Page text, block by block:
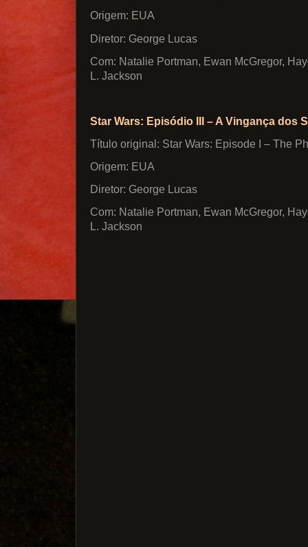
Origem: EUA
Diretor: George Lucas
Com: Natalie Portman, Ewan McGregor,
L. Jackson
Star Wars: Episódio III – A Vingança dos
Título original: Star Wars: Episode I – The
Origem: EUA
Diretor: George Lucas
Com: Natalie Portman, Ewan McGregor,
L. Jackson